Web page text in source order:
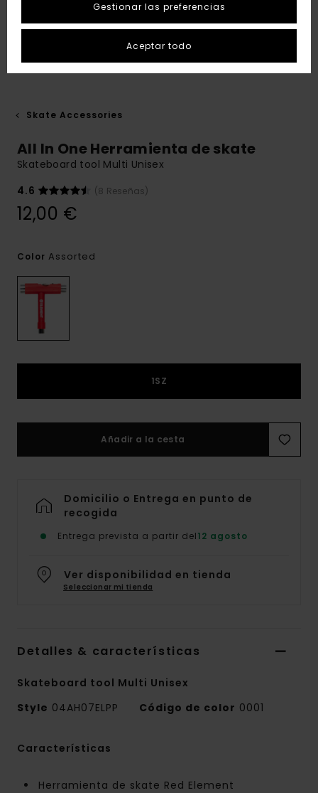
Skate Accessories
All In One Herramienta de skate
Skateboard tool Multi Unisex
4.6
(8 Reseñas)
12,00 €
Color Assorted
1SZ
Añadir a la cesta
Domicilio o Entrega en punto de
recogida
Entrega prevista a partir del12 agosto
Ver disponibilidad en tienda
Seleccionar mi tienda
Detalles & características
Skateboard tool Multi Unisex
Style 04AH07ELPP Código de color 0001
Características
Herramienta de skate Red Element
Gestionar las preferencias
Aceptar todo